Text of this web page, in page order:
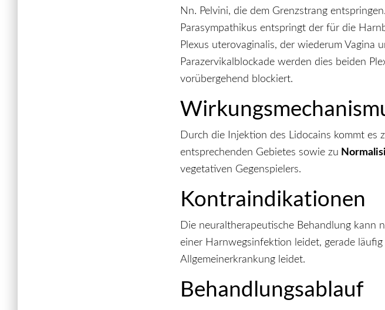
Nn. Pelvini, die dem Grenzstrang
Parasympathikus entspringt der für die
Plexus uterovaginalis, der wiederum Vagina
Parazervikalblockade werden dies beiden
vorübergehend blockiert.
Durch die Injektion des Lidocains kommt es
entsprechenden Gebietes sowie zu
vegetativen Gegenspielers.
Kontraindikationen
Die neuraltherapeutische Behandlung kann
einer Harnwegsinfektion leidet, gerade
Allgemeinerkrankung leidet.
Behandlungsablauf